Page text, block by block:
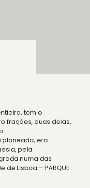
tem o
frações, duas delas,
planeada, era
pela
numa das
Lisboa – PARQUE